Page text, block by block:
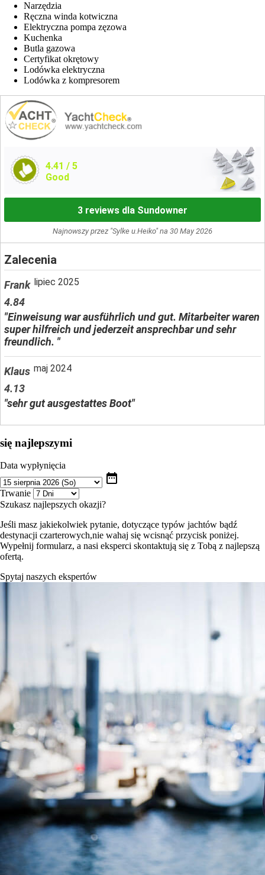
Narzędzia
Ręczna winda kotwiczna
Elektryczna pompa zęzowa
Kuchenka
Butla gazowa
Certyfikat okrętowy
Lodówka elektryczna
Lodówka z kompresorem
4.41 / 5
Good
3 reviews dla Sundowner
Najnowszy przez "Sylke u.Heiko" na 30 May 2026
Zalecenia
Frank lipiec 2025
4.84
"Einweisung war ausführlich und gut. Mitarbeiter waren
super hilfreich und jederzeit ansprechbar und sehr
freundlich. "
Klaus maj 2024
4.13
"sehr gut ausgestattes Boot"
się najlepszymi
Data wypłynięcia
date_range
Trwanie
Szukasz najlepszych okazji?
Jeśli masz jakiekolwiek pytanie, dotyczące typów jachtów bądź
destynacji czarterowych,nie wahaj się wcisnąć przycisk poniżej.
Wypełnij formularz, a nasi eksperci skontaktują się z Tobą z najlepszą
ofertą.
Spytaj naszych ekspertów